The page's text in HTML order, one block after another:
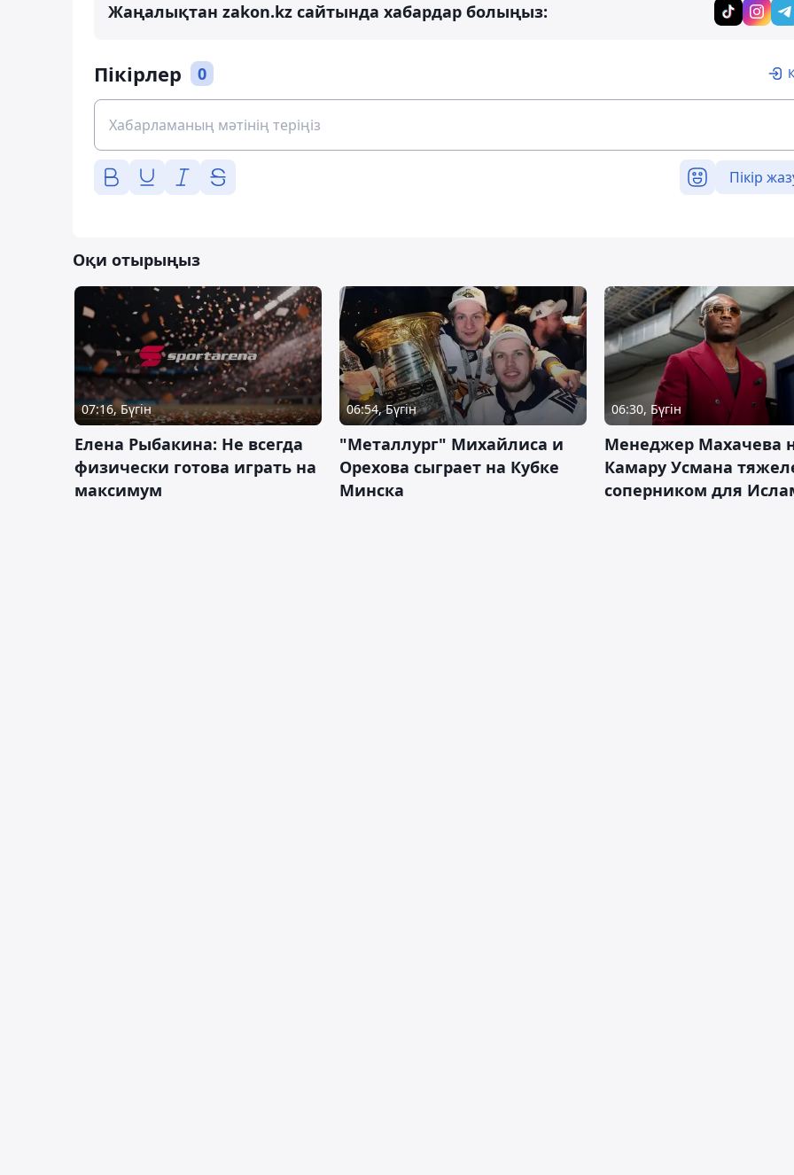
Жаңалықтан zakon.kz сайтында хабардар болыңыз:
Пікірлер 0
Пікір
Оқи отырыңыз
07:16, Бүгін
Елена Рыбакина: Не всегда
физически готова играть на
максимум
06:54, Бүгін
"Металлург" Михайлиса и
Орехова сыграет на Кубке
Минска
06:30, Бүгін
Менеджер Махачева
Камару Усмана
соперником для